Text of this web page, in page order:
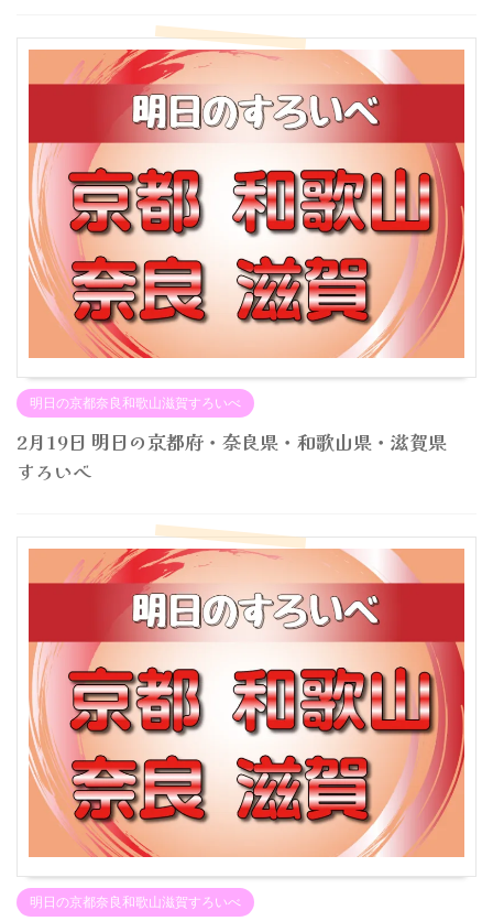
明日の京都奈良和歌山滋賀すろいべ
2月19日 明日の京都府・奈良県・和歌山県・滋賀県
すろいべ
明日の京都奈良和歌山滋賀すろいべ